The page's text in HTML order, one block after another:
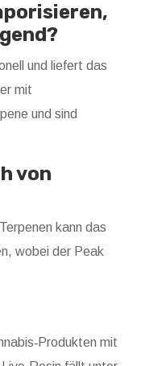
und liefert das
mit
und sind
von
kann das
wobei der Peak
mit